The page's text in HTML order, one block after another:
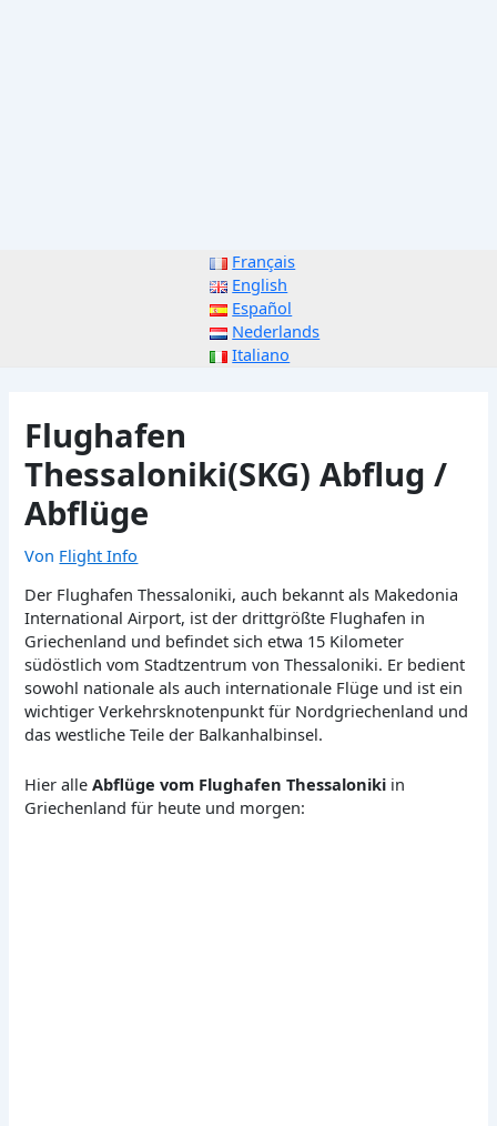
Français
English
Español
Nederlands
Italiano
Flughafen
Thessaloniki(SKG) Abflug /
Abflüge
Von Flight Info
Der Flughafen Thessaloniki, auch bekannt als Makedonia
International Airport, ist der drittgrößte Flughafen in
Griechenland und befindet sich etwa 15 Kilometer
südöstlich vom Stadtzentrum von Thessaloniki. Er bedient
sowohl nationale als auch internationale Flüge und ist ein
wichtiger Verkehrsknotenpunkt für Nordgriechenland und
das westliche Teile der Balkanhalbinsel.
Hier alleAbflüge vom Flughafen Thessaloniki in
Griechenland für heute und morgen: